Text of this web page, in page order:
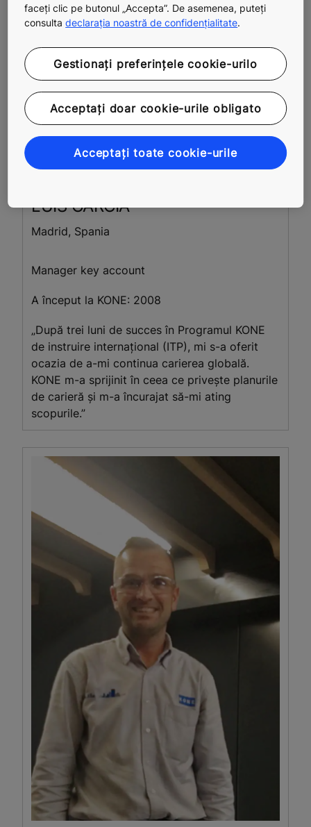
LUIS GARCIA
Madrid, Spania
Manager key account
A început la KONE: 2008
„După trei luni de succes în Programul KONE
de instruire internaţional (ITP), mi s-a oferit
ocazia de a-mi continua carierea globală.
KONE m-a sprijinit în ceea ce privește planurile
de carieră și m-a încurajat să-mi ating
scopurile.”
faceți clic pe butonul „Accepta”. De asemenea, puteți
consultadeclarația noastră de confidențialitate.
Gestionați preferințele cookie-urilo
Acceptați doar cookie-urile obligato
Acceptați toate cookie-urile